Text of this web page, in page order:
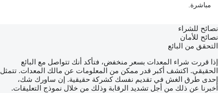
مباشرة.
نصائح للشراء
نصائح للأمان
التحقق من البائع
إذا قررت شراء المعدات بسعر منخفض، فتأكد أنك تتواصل مع البائع
الحقيقي. اكتشف أكبر قدر ممكن من المعلومات عن مالك المعدات. تتمثل
إحدى طرق الغش في تقديم نفسك كشركة حقيقية. إن ساورك شك،
أخبرنا عن ذلك من أجل تشديد الرقابة وذلك من خلال نموذج التعليقات.